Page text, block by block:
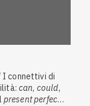
I connettivi di
can, could,
present perfect